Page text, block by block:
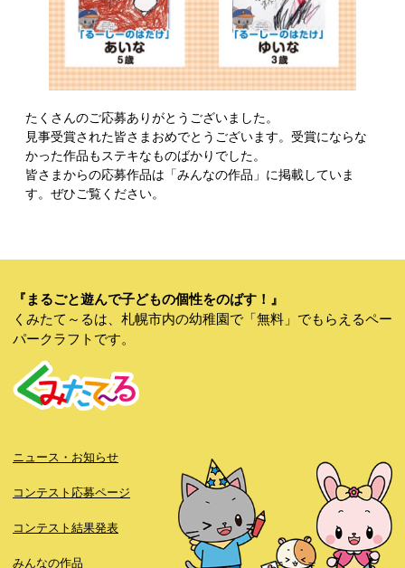
たくさんのご応募ありがとうございました。
見事受賞された皆さまおめでとうございます。受賞にならな
かった作品もステキなものばかりでした。
皆さまからの応募作品は「みんなの作品」に掲載していま
す。ぜひご覧ください。
『まるごと遊んで子どもの個性をのばす！』
くみたて～るは、札幌市内の幼稚園で「無料」でもらえるペー
パークラフトです。
ニュース・お知らせ
コンテスト応募ページ
コンテスト結果発表
みんなの作品